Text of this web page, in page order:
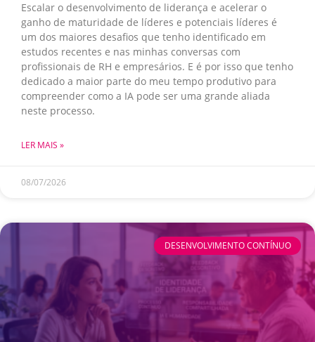
Escalar o desenvolvimento de liderança e acelerar o
ganho de maturidade de líderes e potenciais líderes é
um dos maiores desafios que tenho identificado em
estudos recentes e nas minhas conversas com
profissionais de RH e empresários. E é por isso que tenho
dedicado a maior parte do meu tempo produtivo para
compreender como a IA pode ser uma grande aliada
neste processo.
LER MAIS »
08/07/2026
DESENVOLVIMENTO CONTÍNUO